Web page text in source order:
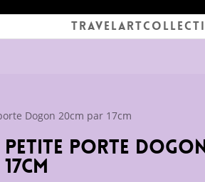
Dogon 20cm par 17cm
petite porte
17cm